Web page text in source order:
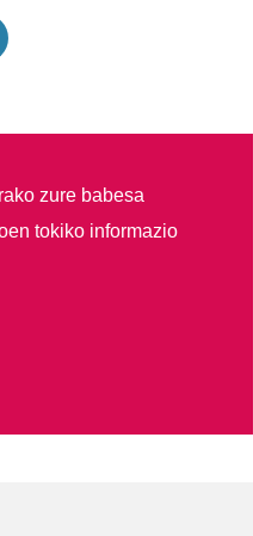
zure babesa
tokiko informazio